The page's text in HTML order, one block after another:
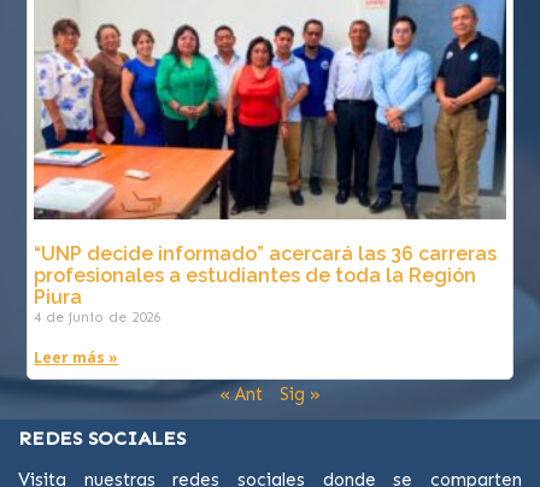
“UNP decide informado” acercará las 36 carreras
profesionales a estudiantes de toda la Región
Piura
4 de junio de 2026
Leer más »
« Ant Sig »
REDES SOCIALES
Visita nuestras redes sociales donde se comparten